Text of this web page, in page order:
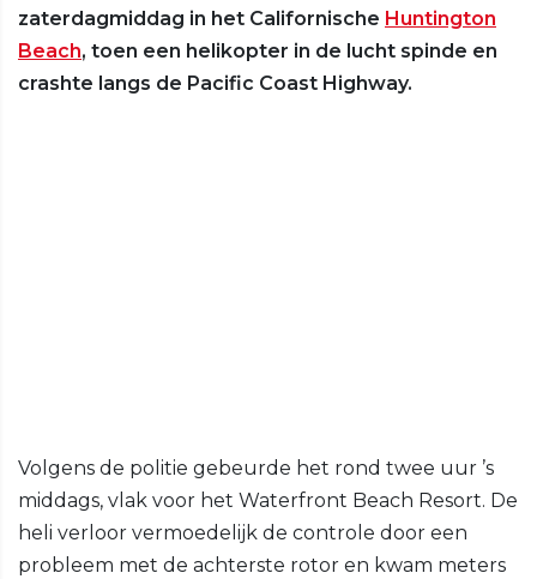
zaterdagmiddag in het Californische Huntington
Beach, toen een helikopter in de lucht spinde en
crashte langs de Pacific Coast Highway.
Volgens de politie gebeurde het rond twee uur ’s
middags, vlak voor het Waterfront Beach Resort. De
heli verloor vermoedelijk de controle door een
probleem met de achterste rotor en kwam meters